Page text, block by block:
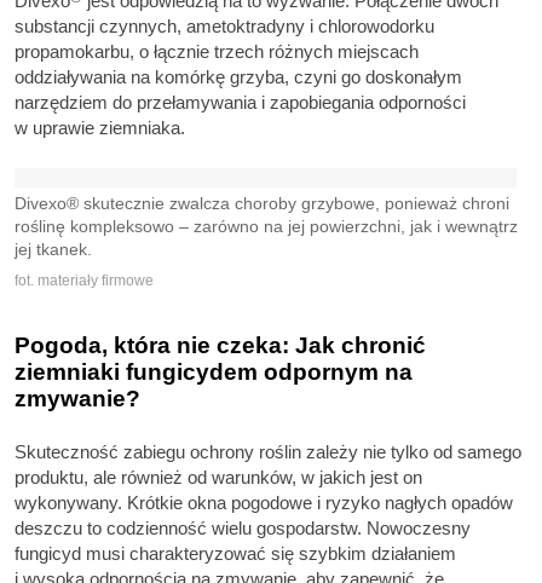
substancji czynnych, ametoktradyny i chlorowodorku
propamokarbu, o łącznie trzech różnych miejscach
oddziaływania na komórkę grzyba, czyni go doskonałym
narzędziem do przełamywania i zapobiegania odporności
w uprawie ziemniaka.
Divexo® skutecznie zwalcza choroby grzybowe, ponieważ chroni
roślinę kompleksowo – zarówno na jej powierzchni, jak i wewnątrz
jej tkanek.
fot. materiały firmowe
Pogoda, która nie czeka: Jak chronić
ziemniaki fungicydem odpornym na
zmywanie?
Skuteczność zabiegu ochrony roślin zależy nie tylko od samego
produktu, ale również od warunków, w jakich jest on
wykonywany. Krótkie okna pogodowe i ryzyko nagłych opadów
deszczu to codzienność wielu gospodarstw. Nowoczesny
fungicyd musi charakteryzować się szybkim działaniem